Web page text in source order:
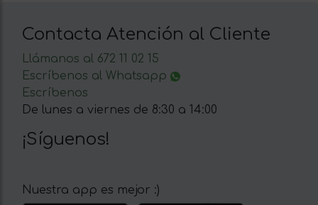
Contacta Atención al Cliente
Llámanos al 672 11 02 15
Escríbenos al Whatsapp
Escríbenos
De lunes a viernes de 8:30 a 14:00
¡Síguenos!
Nuestra app es mejor :)